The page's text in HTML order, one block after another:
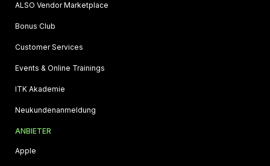
ALSO Vendor Marketplace
Bonus Club
Customer Services
Events & Online Trainings
ITK Akademie
Neukundenanmeldung
ANBIETER
Apple